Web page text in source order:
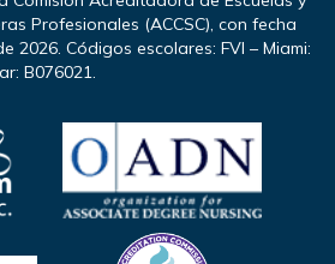
Profesionales (ACCSC), con fecha
2026. Códigos escolares: FVI – Miami:
B076021.